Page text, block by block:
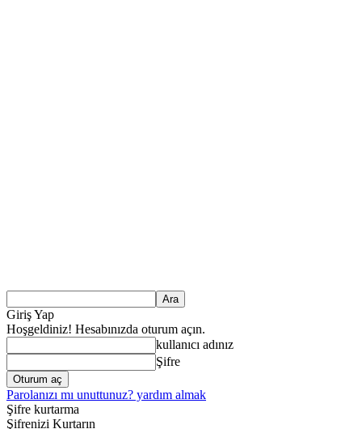
Giriş Yap
Hoşgeldiniz! Hesabınızda oturum açın.
kullanıcı adınız
Şifre
Parolanızı mı unuttunuz? yardım almak
Şifre kurtarma
Şifrenizi Kurtarın